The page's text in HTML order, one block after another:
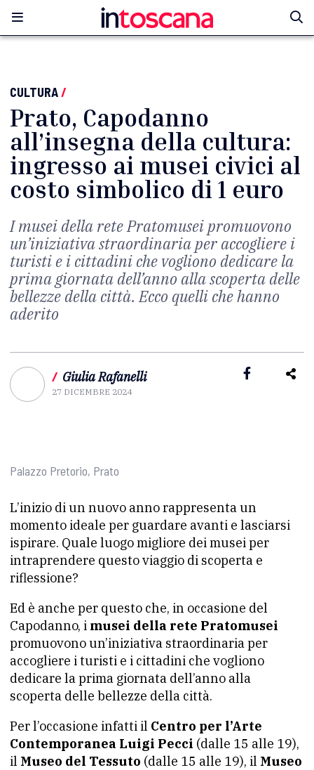
CULTURA/
Prato, Capodanno
all’insegna della cultura:
ingresso ai musei civici al
costo simbolico di 1 euro
I musei della rete Pratomusei promuovono
un’iniziativa straordinaria per accogliere i
turisti e i cittadini che vogliono dedicare la
prima giornata dell’anno alla scoperta delle
bellezze della città. Ecco quelli che hanno
aderito
/ Giulia Rafanelli
27 DICEMBRE 2024
Palazzo Pretorio, Prato
L’inizio di un nuovo anno rappresenta un
momento ideale per guardare avanti e lasciarsi
ispirare. Quale luogo migliore dei musei per
intraprendere questo viaggio di scoperta e
riflessione?
Ed è anche per questo che, in occasione del
Capodanno, i musei della rete Pratomusei
promuovono un’iniziativa straordinaria per
accogliere i turisti e i cittadini che vogliono
dedicare la prima giornata dell’anno alla
scoperta delle bellezze della città.
Per l’occasione infatti il Centro per l’Arte
Contemporanea Luigi Pecci (dalle 15 alle 19),
il Museo del Tessuto (dalle 15 alle 19), il Museo